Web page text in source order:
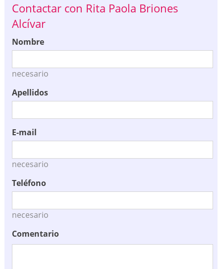
Contactar con Rita Paola Briones
Alcívar
Nombre
necesario
Apellidos
E-mail
necesario
Teléfono
necesario
Comentario